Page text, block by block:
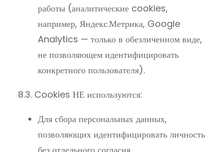
работы (аналитические cookies,
например, Яндекс.Метрика, Google
Analytics — только в обезличенном виде,
не позволяющем идентифицировать
конкретного пользователя).
8.3. Cookies НЕ используются:
Для сбора персональных данных,
позволяющих идентифицировать личность